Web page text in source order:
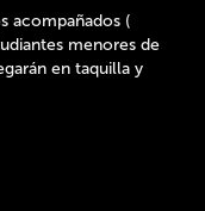
acompañados (
menores de
en taquilla y